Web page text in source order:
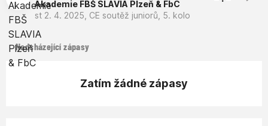
Akademie FBŠ SLAVIA Plzeň & FbC
st 2. 4. 2025 CE soutěž juniorů, 5. kolo
Nadcházející zápasy
Zatím žádné zápasy